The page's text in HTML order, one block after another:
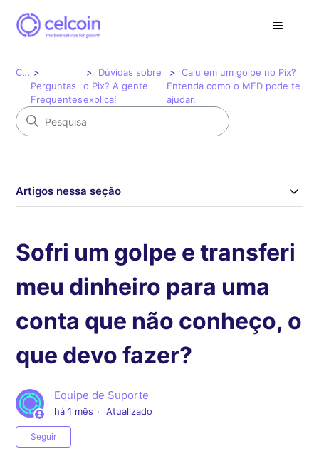
Celcoin
Perguntas
Frequentes
Dúvidas sobre
o Pix? A gente
explica!
Caiu em um golpe no Pix?
Entenda como o MED pode te
ajudar.
Artigos nessa seção
Sofri um golpe e transferi
meu dinheiro para uma
conta que não conheço, o
que devo fazer?
Equipe de Suporte
há 1 mês Atualizado
Seguir